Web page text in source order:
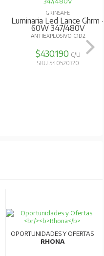
GRINSAFE
Luminaria Led Lance Ghrm
60W 347/480V
ANTIEXPLOSIVO C1D2
$430.190 C/U
SKU 540520320
OPORTUNIDADES Y OFERTAS
RHONA